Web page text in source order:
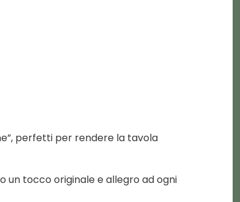
perfetti per rendere la tavola
un tocco originale e allegro ad ogni